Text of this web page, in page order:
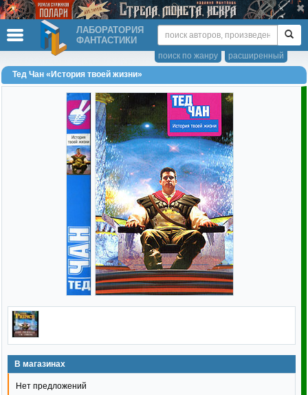
ЛАБОРАТОРИЯ
ФАНТАСТИКИ
расширенный
поиск по жанру
Тед Чан «История твоей жизни»
В магазинах
Нет предложений